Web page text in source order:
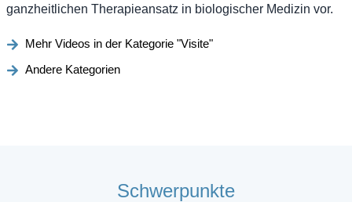
ganzheitlichen Therapieansatz in biologischer Medizin vor.
Mehr Videos in der Kategorie "Visite"
Andere Kategorien
Schwerpunkte